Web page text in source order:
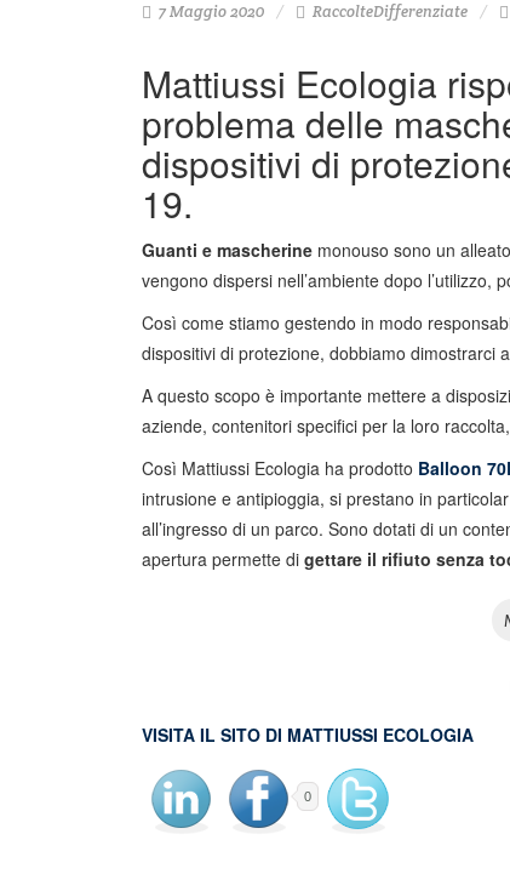
7 Maggio 2020 RaccolteDifferenziate
Mattiussi Ecologia
problema delle
dispositivi di
19.
Guanti e mascherine monouso sono un
vengono dispersi nell’ambiente dopo
Così come stiamo gestendo in modo
dispositivi di protezione, dobbiamo dimostrarci
A questo scopo è importante mettere a
aziende, contenitori specifici per la loro
Così Mattiussi Ecologia ha prodotto Balloon
intrusione e antipioggia, si prestano in
all’ingresso di un parco. Sono dotati di un
apertura permette di gettare il rifiuto senza
VISITA IL SITO DI MATTIUSSI ECOLOGIA
0